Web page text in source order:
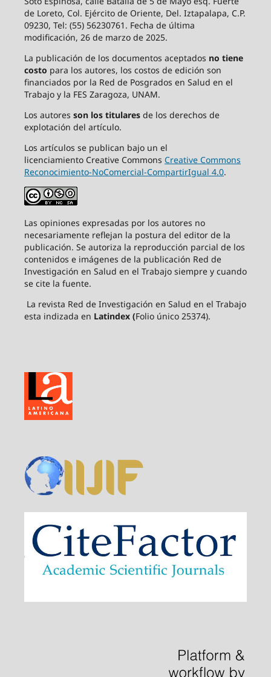
de Loreto, Col. Ejército de Oriente, Del. Iztapalapa, C.P.
09230, Tel: (55) 56230761. Fecha de última
modificación, 26 de marzo de 2025.
La publicación de los documentos aceptados no tiene
costo para los autores, los costos de edición son
financiados por la Red de Posgrados en Salud en el
Trabajo y la FES Zaragoza, UNAM.
Los autores son los titularesde los derechos de
explotación del artículo.
Los artículos se publican bajo un el
licenciamiento Creative Commons Creative Commons
Reconocimiento-NoComercial-CompartirIgual 4.0.
Las opiniones expresadas por los autores no
necesariamente reflejan la postura del editor de la
publicación. Se autoriza la reproducción parcial de los
contenidos e imágenes de la publicación Red de
Investigación en Salud en el Trabajo siempre y cuando
se cite la fuente.
La revista Red de Investigación en Salud en el Trabajo
esta indizada en Latindex (Folio único 25374).